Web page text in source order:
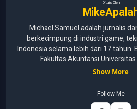
Ditulis Oleh
Michael Samuel adalah jurnalis
berkecimpung di industri game,
Indonesia selama lebih dari 17 tahun.
Fakultas Akuntansi Universitas
menggabungkan kemampuan
pernah menangani berbagai peran,
marketing, business development,
Show More
Follow Me